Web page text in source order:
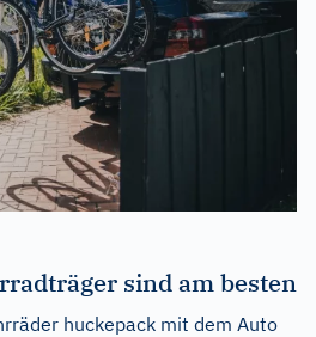
sind am besten
huckepack mit dem Auto